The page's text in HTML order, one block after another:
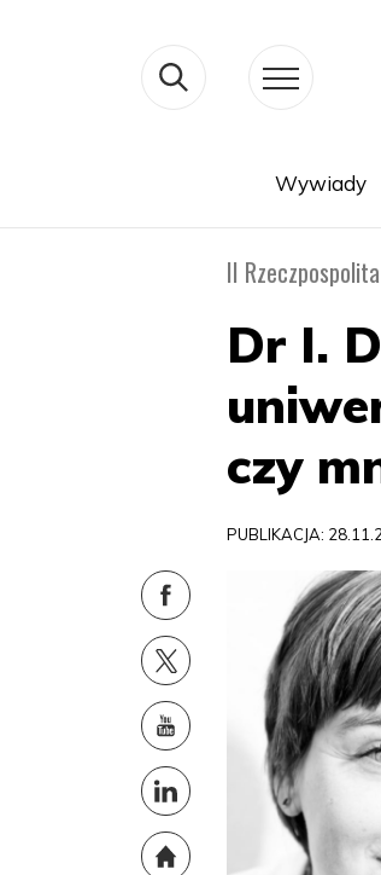
Wywiady
II Rzeczpospolita
Dr I.
czy
PUBLIKACJA: